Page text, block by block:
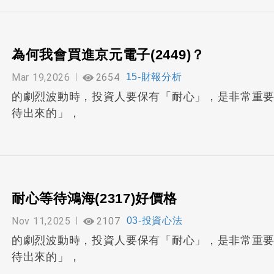
為何我會買進京元電子(2449)？
Mar 19,2026 2654 15-財報分析
的劇烈波動時，投資人要保有「耐心」，是非常重
待出來的」，
耐心等待鴻海(2317)好價格
Nov 11,2025 2107 03-投資心法
的劇烈波動時，投資人要保有「耐心」，是非常重
待出來的」，